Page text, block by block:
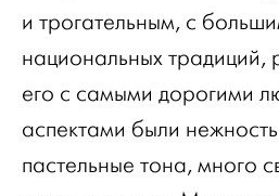
и трогательным, с
национальных традиций,
его с самыми дорогими
аспектами были
пастельные тона, много